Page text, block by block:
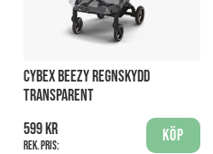
CYBEX BEEZY REGNSKYDD
TRANSPARENT
599 kr
Rek. pris:
Köp